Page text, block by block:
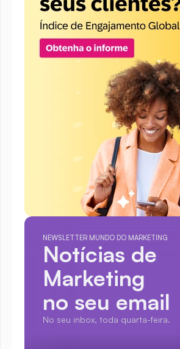
NEWSLETTER MUNDO DO MARKETING
Notícias de
Marketing
no seu email
No seu inbox, toda quarta-feira.